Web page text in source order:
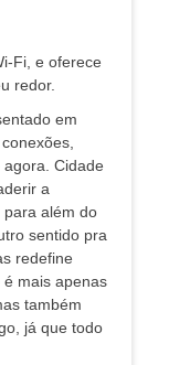
Fi, e oferece
redor.
em
Cidade
a
para além do
sentido pra
redefine
é mais apenas
também
já que todo